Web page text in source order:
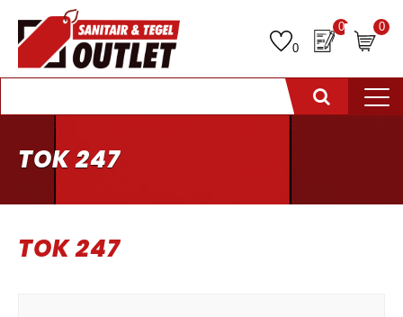
0
0 0
TOK 247
TOK 247